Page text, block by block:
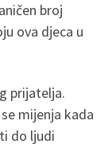
broj
ova djeca u
prijatelja.
mijenja kada
do ljudi